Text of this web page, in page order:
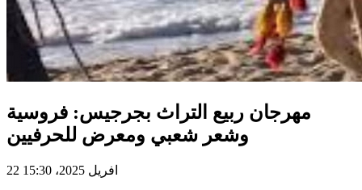
مهرجان ربيع التراث بجرجيس: فروسية
وشعر شعبي ومعرض للحرفيين
22 افريل 2025، 15:30